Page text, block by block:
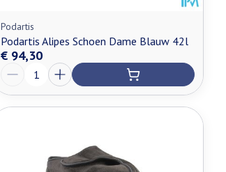
Podartis
Podartis Alipes Schoen Dame Blauw 42l
€ 94,30
Aantal